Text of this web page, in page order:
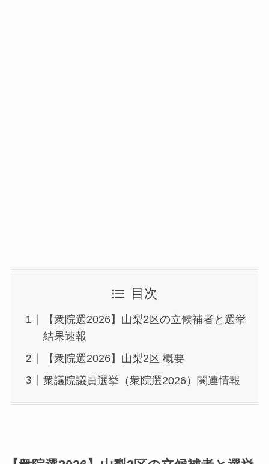
目次
【衆院選2026】山梨2区の立候補者と選挙
結果速報
【衆院選2026】山梨2区 概要
衆議院議員選挙（衆院選2026）関連情報